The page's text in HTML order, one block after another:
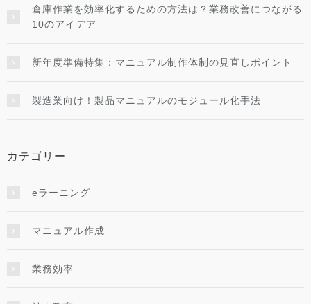
倉庫作業を効率化するための方法は？業務改善につながる
10のアイデア
新年度準備特集：マニュアル制作体制の見直しポイント
製造業向け！製品マニュアルのモジュール化手法
カテゴリー
eラーニング
マニュアル作成
業務効率